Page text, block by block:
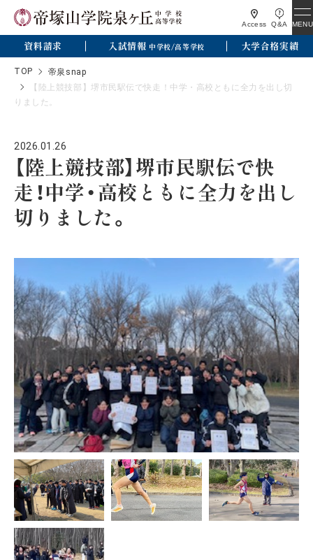
Access Q&A MENU
資料請求 入試情報 中学校/高等学校 大学合格実績
TOP
帝泉snap
【陸上競技部】堺市民駅伝で快走！中学・高校ともに全力を出し切
りました。
2026.01.26
【陸上競技部】堺市民駅伝で快
走！中学・高校ともに全力を出し
切りました。